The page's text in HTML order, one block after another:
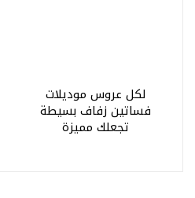
لكل عروس موديلات
فساتين زفاف بسيطة
تجعلك مميزة